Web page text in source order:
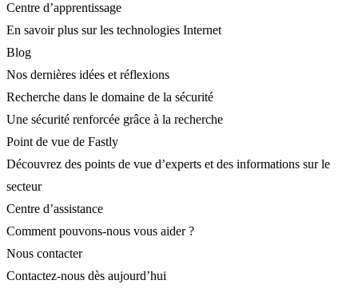
Centre d’apprentissage
En savoir plus sur les technologies Internet
Blog
Nos dernières idées et réflexions
Recherche dans le domaine de la sécurité
Une sécurité renforcée grâce à la recherche
Point de vue de Fastly
Découvrez des points de vue d’experts et des informations sur le
secteur
Centre d’assistance
Comment pouvons-nous vous aider ?
Nous contacter
Contactez-nous dès aujourd’hui